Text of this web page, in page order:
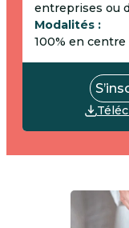
entreprises ou
Modalités :
100% en centre